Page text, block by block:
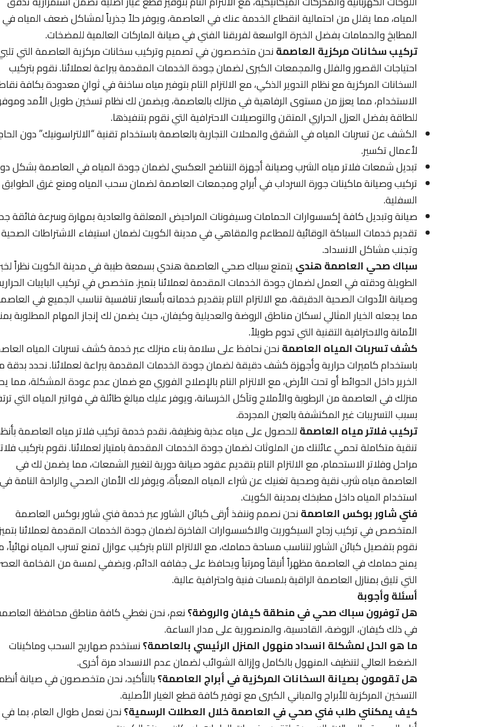
المياه، مما يقلل من احتمالية انقطاع الخدمة عنك في العاصمة، ويوفر حلاً جذرياً لمشاكل ضعف المياه في
المطابخ والحمامات بفضل الخبرة الواسعة لفريقنا الفني في صيانة الماركات العالمية للمضخات.
تركيب سخانات مركزية العاصمةنحن متخصصون في تصميم وتركيب سخانات مركزية العاصمة التي
احتياجات القصور والفلل والمجمعات الكبرى لضمان جودة الخدمات المقدمة ببراعة لعملائنا. نقوم بتركيب
السخانات المركزية مع نظام التدوير الذكي، مع الالتزام التام بتوفير مياه ساخنة في ثوانٍ معدودة بكافة
الاستخدام، مما يعزز من مستوى الرفاهية في منزلك بالعاصمة، ويضمن لك نظام تسخين طويل الأمد
للطاقة بفضل العزل الحراري المتقن والتوصيلات الاحترافية التي نقوم بتنفيذها.
الكشف عن تسربات المياه في الشقق والمحلات التجارية بالعاصمة باستخدام تقنية “الالتراسونيك” دون
لأعمال تكسير.
تبديل شمعات فلاتر مياه الشرب وصيانة أجهزة التناضح العكسي لضمان جودة المياه في العاصمة بشكل
تركيب وصيانة ماكينات جورة السرداب في أبراج ومجمعات العاصمة لضمان سحب المياه ومنع غرق الطوابق
السفلية.
صيانة وتبديل كافة إكسسوارات الحمامات وسيفونات المراحيض المعلقة والعادية بمهارة وسرعة فائقة
تقديم خدمات السباكة الوقائية للمطاعم والمقاهي في مدينة الكويت لضمان استيفاء الاشتراطات الصحية
وتجنب مشاكل الانسداد.
سباك صحي العاصمة هندييتمتع سباك صحي العاصمة هندي بسمعة طيبة في مدينة الكويت نظراً
الطويلة ودقته في العمل لضمان جودة الخدمات المقدمة لعملائنا بتميز. متخصص في تركيب البايبات
وصيانة الأدوات الصحية الدقيقة، مع الالتزام التام بتقديم خدماته بأسعار تنافسية تناسب الجميع في
مما يجعله الخيار المثالي لسكان مناطق الروضة والعديلية وكيفان، حيث يضمن لك إنجاز المهام المطلوبة
الأمانة والاحترافية التقنية التي تدوم طويلاً.
كشف تسربات المياه العاصمةنحن نحافظ على سلامة بناء منزلك عبر خدمة كشف تسربات المياه
باستخدام كاميرات حرارية وأجهزة كشف دقيقة لضمان جودة الخدمات المقدمة ببراعة لعملائنا. نحدد بدقة
الخرير داخل الحوائط أو تحت الأرض، مع الالتزام التام بالإصلاح الفوري مع ضمان عدم عودة المشكلة، مما
منزلك في العاصمة من الرطوبة والأملاح وتآكل الخرسانة، ويوفر عليك مبالغ طائلة في فواتير المياه التي
بسبب التسريبات غير المكتشفة بالعين المجردة.
تركيب فلاتر مياه العاصمةللحصول على مياه عذبة ونظيفة، نقدم خدمة تركيب فلاتر مياه العاصمة
مراحل وفلاتر الاستحمام، مع الالتزام التام بتقديم عقود صيانة دورية لتغيير الشمعات، مما يضمن لك في
العاصمة مياه شرب نقية وصحية تغنيك عن شراء المياه المعبأة، ويوفر لك الأمان الصحي والراحة التامة في
استخدام المياه داخل مطبخك بمدينة الكويت.
فني شاور بوكس العاصمةنحن نصمم وننفذ أرقى كبائن الشاور عبر خدمة فني شاور بوكس العاصمة
المتخصص في تركيب زجاج السيكوريت والاكسسوارات الفاخرة لضمان جودة الخدمات المقدمة لعملائنا
نقوم بتفصيل كبائن الشاور لتناسب مساحة حمامك، مع الالتزام التام بتركيب عوازل تمنع تسرب المياه نهائياً،
يمنح حمامك في العاصمة مظهراً أنيقاً ومرتباً ويحافظ على جفافه الدائم، ويضفي لمسة من الفخامة
التي تليق بمنازل العاصمة الراقية بلمسات فنية واحترافية عالية.
أسئلة وأجوبة
هل توفرون سباك صحي في منطقة كيفان والروضة؟نعم، نحن نغطي كافة مناطق محافظة
في ذلك كيفان، الروضة، القادسية، والمنصورية على مدار الساعة.
ما هو الحل لمشكلة انسداد منهول المنزل الرئيسي بالعاصمة؟نستخدم صهاريج السحب وماكينات
الضغط العالي لتنظيف المنهول بالكامل وإزالة الشوائب لضمان عدم الانسداد مرة أخرى.
هل تقومون بصيانة السخانات المركزية في أبراج العاصمة؟بالتأكيد، نحن متخصصون في صيانة
التسخين المركزية للأبراج والمباني الكبرى مع توفير كافة قطع الغيار الأصلية.
كيف يمكنني طلب فني صحي في العاصمة خلال العطلات الرسمية؟نحن نعمل طوال العام، بما